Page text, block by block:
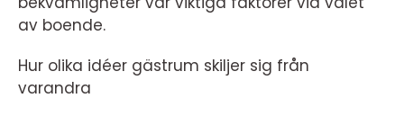
av boende.
Hur olika idéer gästrum skiljer sig från
varandra